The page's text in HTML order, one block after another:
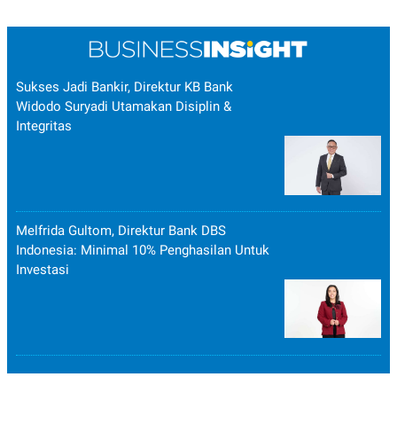
Sukses Jadi Bankir, Direktur KB Bank
Widodo Suryadi Utamakan Disiplin &
Integritas
Melfrida Gultom, Direktur Bank DBS
Indonesia: Minimal 10% Penghasilan Untuk
Investasi